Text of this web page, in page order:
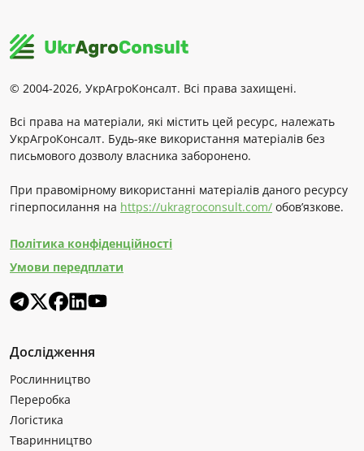
© 2004-2026, УкрАгроКонсалт. Всі права захищені.
Всі права на матеріали, які містить цей ресурс, належать
УкрАгроКонсалт. Будь-яке використання матеріалів без
письмового дозволу власника заборонено.
При правомірному використанні матеріалів даного ресурсу
гіперпосилання на https://ukragroconsult.com/ обов’язкове.
Політика конфіденційності
Умови передплати
Дослідження
Рослинництво
Переробка
Логістика
Тваринництво